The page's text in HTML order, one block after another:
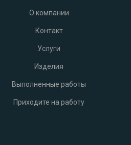
О компании
Контакт
Услуги
Изделия
Выполненные работы
Приходите на работу